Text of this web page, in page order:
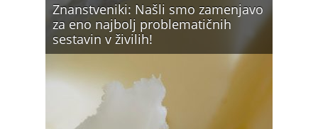
Znanstveniki: Našli smo zamenjavo
za eno najbolj problematičnih
sestavin v živilih!